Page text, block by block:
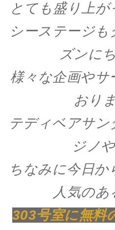
とても盛り上が
シーステージ
ズンに
様々な企画やサ
おり
テディベアサ
ジノ
ちなみに今日
人気の
303号室に無料